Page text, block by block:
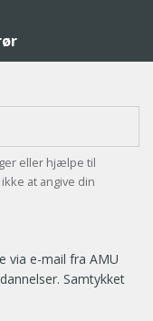
eller hjælpe til
at angive din
via e-mail fra AMU
Samtykket